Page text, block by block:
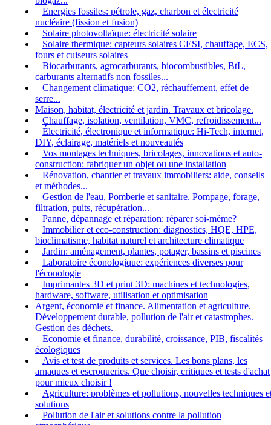
Energies fossiles: pétrole, gaz, charbon et électricité
nucléaire (fission et fusion)
Solaire photovoltaïque: électricité solaire
Solaire thermique: capteurs solaires CESI, chauffage, ECS,
fours et cuiseurs solaires
Biocarburants, agrocarburants, biocombustibles, BtL,
carburants alternatifs non fossiles...
Changement climatique: CO2, réchauffement, effet de
serre...
Maison, habitat, électricité et jardin. Travaux et bricolage.
Chauffage, isolation, ventilation, VMC, refroidissement...
Électricité, électronique et informatique: Hi-Tech, internet,
DIY, éclairage, matériels et nouveautés
Vos montages techniques, bricolages, innovations et auto-
construction: fabriquer un objet ou une installation
Rénovation, chantier et travaux immobiliers: aide, conseils
et méthodes...
Gestion de l'eau, Pomberie et sanitaire. Pompage, forage,
filtration, puits, récupération...
Panne, dépannage et réparation: réparer soi-même?
Immobilier et eco-construction: diagnostics, HQE, HPE,
bioclimatisme, habitat naturel et architecture climatique
Jardin: aménagement, plantes, potager, bassins et piscines
Laboratoire éconologique: expériences diverses pour
l'éconologie
Imprimantes 3D et print 3D: machines et technologies,
hardware, software, utilisation et optimisation
Argent, économie et finance. Alimentation et agriculture.
Développement durable, pollution de l'air et catastrophes.
Gestion des déchets.
Economie et finance, durabilité, croissance, PIB, fiscalités
écologiques
Avis et test de produits et services. Les bons plans, les
arnaques et escroqueries. Que choisir, critiques et tests d'achat
pour mieux choisir !
Agriculture: problèmes et pollutions, nouvelles techniques
solutions
Pollution de l'air et solutions contre la pollution